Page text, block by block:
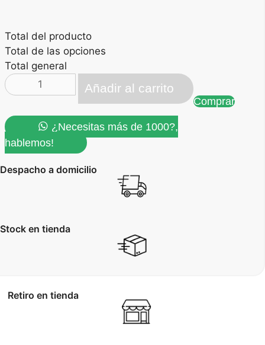
Total del producto
Total de las opciones
Total general
brazalete
porta
trasparente
cantidad
Añadir al carrito
Comprar
¿Necesitas más de 1000?,
hablemos!
Despacho a domicilio
Stock en tienda
Retiro en tienda